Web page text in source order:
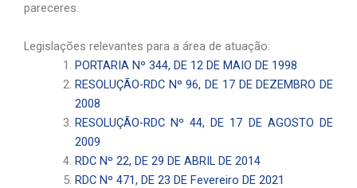
pareceres.
Legislações relevantes para a área de atuação:
PORTARIA Nº 344, DE 12 DE MAIO DE 1998
RESOLUÇÃO-RDC Nº 96, DE 17 DE DEZEMBRO DE
2008
RESOLUÇÃO-RDC Nº 44, DE 17 DE AGOSTO DE
2009
RDC Nº 22, DE 29 DE ABRIL DE 2014
RDC Nº 471, DE 23 DE Fevereiro DE 2021